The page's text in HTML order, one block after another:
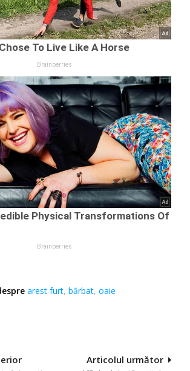
arest furt,bărbat,oaie
Articolul următor